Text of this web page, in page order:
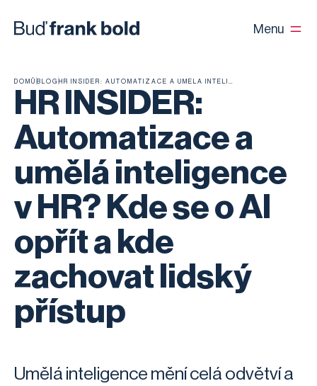
Menu
DOMŮ BLOG
HR INSIDER:
Automatizace a
umělá inteligence
v HR? Kde se o AI
opřít a kde
zachovat lidský
přístup
Umělá inteligence mění celá odvětví a